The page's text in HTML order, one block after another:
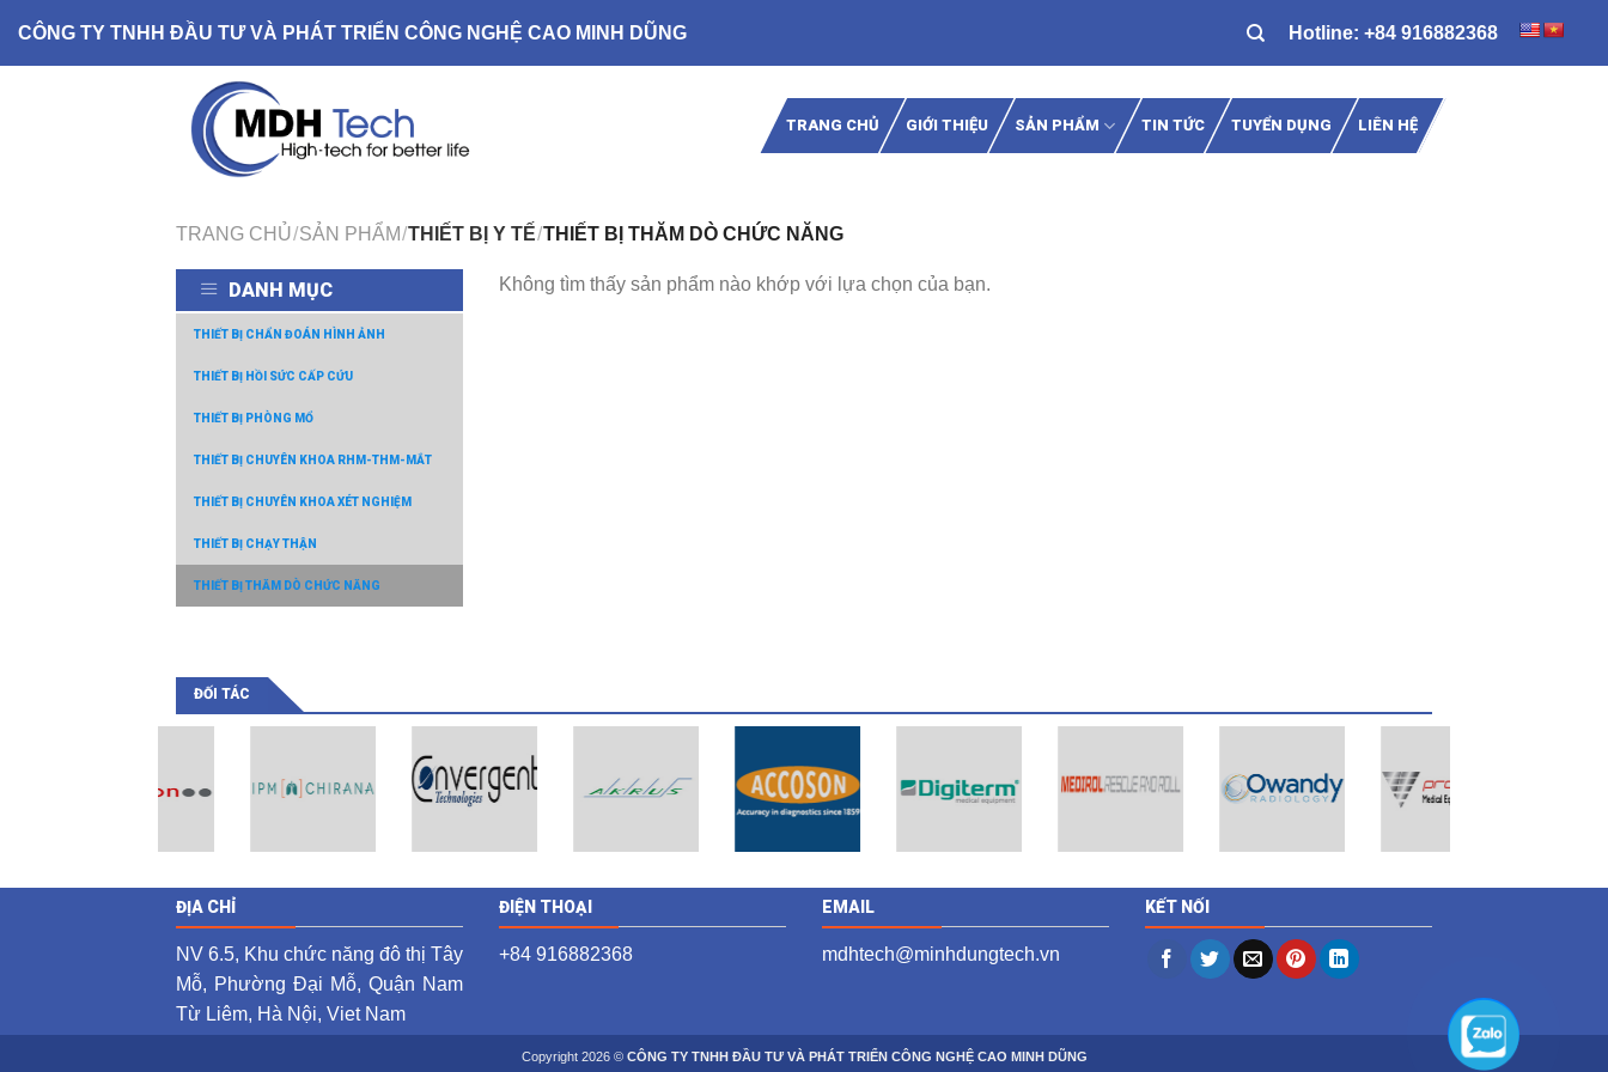
CÔNG TY TNHH ĐẦU TƯ VÀ PHÁT TRIỂN CÔNG NGHỆ CAO MINH DŨNG Hotline:+84 916882368
TRANG CHỦ GIỚI THIỆU SẢN PHẨM TIN TỨC TUYỂN DỤNG LIÊN HỆ
TRANG CHỦ/SẢN PHẨM/THIẾT BỊ Y TẾ/THIẾT BỊ THĂM DÒ CHỨC NĂNG
DANH MỤC
THIẾT BỊ CHẨN ĐOÁN HÌNH ẢNH
THIẾT BỊ HỒI SỨC CẤP CỨU
THIẾT BỊ PHÒNG MỔ
THIẾT BỊ CHUYÊN KHOA RHM-THM-MẮT
THIẾT BỊ CHUYÊN KHOA XÉT NGHIỆM
THIẾT BỊ CHẠY THẬN
THIẾT BỊ THĂM DÒ CHỨC NĂNG
Không tìm thấy sản phẩm nào khớp với lựa chọn của bạn.
ĐỐI TÁC
ĐỊA CHỈ
NV 6.5, Khu chức năng đô thị Tây
Mỗ, Phường Đại Mỗ, Quận Nam
Từ Liêm, Hà Nội, Viet Nam
ĐIỆN THOẠI
+84 916882368
EMAIL
mdhtech@minhdungtech.vn
KẾT NỐI
Copyright 2026 © CÔNG TY TNHH ĐẦU TƯ VÀ PHÁT TRIỂN CÔNG NGHỆ CAO MINH DŨNG